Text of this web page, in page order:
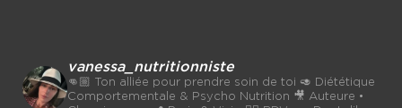
vanessa_nutritionniste
👊🏼 Ton alliée pour prendre soin de toi 🥑 Diététique
Comportementale & Psycho Nutrition 🎥 Auteure •